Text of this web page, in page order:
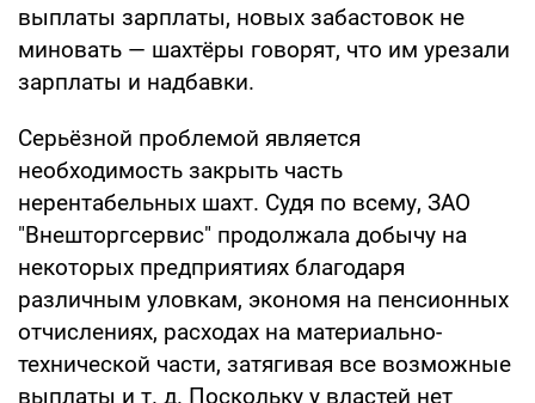
выплаты зарплаты, новых забастовок не
миновать — шахтёры говорят, что им урезали
зарплаты и надбавки.
Серьёзной проблемой является
необходимость закрыть часть
нерентабельных шахт. Судя по всему, ЗАО
"Внешторгсервис" продолжала добычу на
некоторых предприятиях благодаря
различным уловкам, экономя на пенсионных
отчислениях, расходах на материально-
технической части, затягивая все возможные
выплаты и т. д. Поскольку у властей нет